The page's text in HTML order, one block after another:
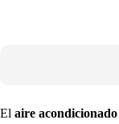
El aire